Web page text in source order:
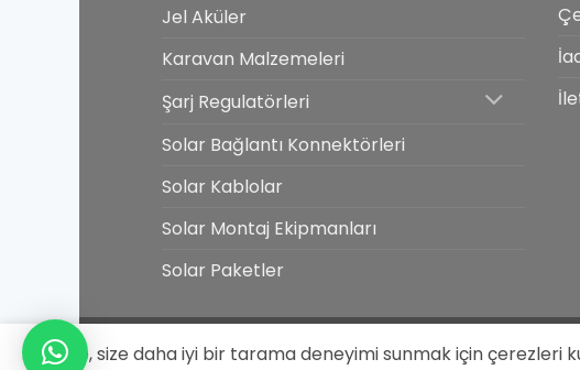
Jel Aküler
Karavan Malzemeleri
Şarj Regulatörleri
Solar Bağlantı Konnektörleri
Solar Kablolar
Solar Montaj Ekipmanları
Solar Paketler
Bu site, size daha iyi bir tarama deneyimi sunmak için çerezleri